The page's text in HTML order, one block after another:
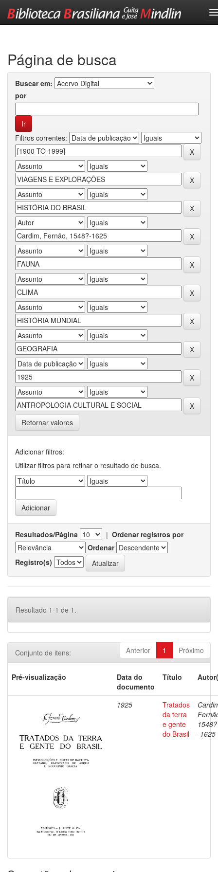
Página de busca
Buscar em:
por
Filtros correntes:
Retornar valores
Adicionar filtros:
Utilizar filtros para refinar o resultado de busca.
Resultados/Página | Ordenar registros por
Ordenar
Registro(s)
Resultado 1-1 de 1.
Anterior 1 Próximo
Conjunto de itens:
Pré-visualização
Data do
documento
Título
1925
Tratados
da terra
e gente
do Brasil
1548?
-1625